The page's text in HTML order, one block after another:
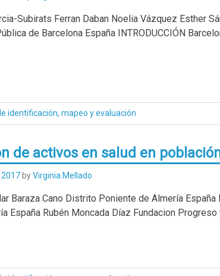
Subirats Ferran Daban Noelia Vázquez Esther
de Barcelona España INTRODUCCIÓN
identificación, mapeo y evaluación
de activos en salud en
byVirginia Mellado
Baraza Cano Distrito Poniente de Almería
España Rubén Moncada Díaz Fundacion